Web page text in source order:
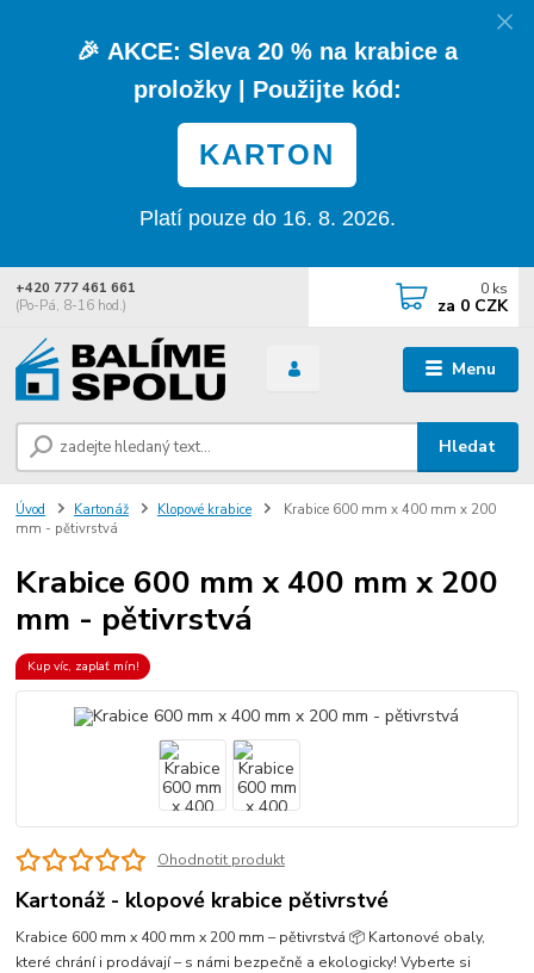
🎉 AKCE: Sleva 20 % na krabice a
proložky| Použijte kód:
KARTON
Platí pouze do 16. 8. 2026.
Menu
Hledat
+420 777 461 661
(Po-Pá, 8-16 hod.)
0 ks
za 0 CZK
Úvod Kartonáž Klopové krabice
Krabice 600 mm x 400 mm x 200
mm - pětivrstvá
Krabice 600 mm x 400 mm x 200
mm - pětivrstvá
Kup víc, zaplať mín!
Ohodnotit produkt
Kartonáž - klopové krabice pětivrstvé
Krabice 600 mm x 400 mm x 200 mm – pětivrstvá 📦 Kartonové obaly,
které chrání i prodávají – s námi bezpečně a ekologicky! Vyberte si